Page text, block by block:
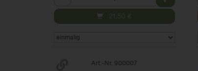
21,50 €
Art.-Nr. 900007